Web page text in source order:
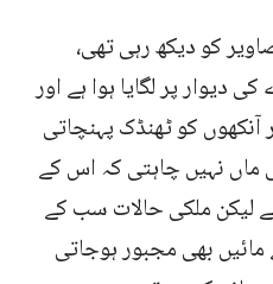
کو دیکھ رہی تھی،
دیوار پر لگایا ہوا ہے اور
کو ٹھنڈک پہنچاتی
ماں نہیں چاہتی کہ اس کے
ملکی حالات سب کے
بھی مجبور ہوجاتی